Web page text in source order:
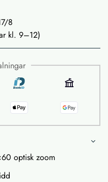
8
kl. 9–12)
optisk zoom